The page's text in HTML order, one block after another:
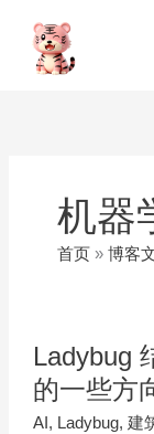
机器
首页 博客
Ladybug
的一些方
AI , Ladybug, 建